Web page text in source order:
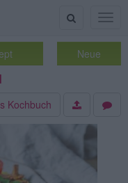
Suche
Neue
Kochbuch